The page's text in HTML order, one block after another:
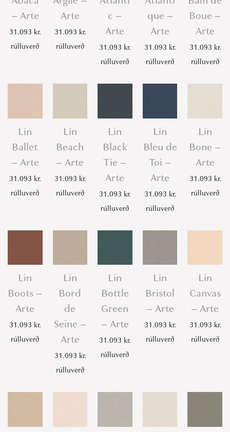
A
r
t
e
t
i
t
y
– Arte
31.093 kr.
rúlluverð
Arte
31.093 kr.
rúlluverð
c –
Arte
31.093 kr.
rúlluverð
que –
Arte
31.093 kr.
rúlluverð
Boue –
Arte
31.093 kr.
rúlluverð
Lin
Ballet
– Arte
31.093 kr.
rúlluverð
Lin
Beach
– Arte
31.093 kr.
rúlluverð
Lin
Black
Tie –
Arte
31.093 kr.
rúlluverð
Lin
Bleu de
Toi –
Arte
31.093 kr.
rúlluverð
Lin
Bone –
Arte
31.093 kr.
rúlluverð
Lin
Boots –
Arte
31.093 kr.
rúlluverð
Lin
Bord
de
Seine –
Arte
31.093 kr.
rúlluverð
Lin
Bottle
Green
– Arte
31.093 kr.
rúlluverð
Lin
Bristol
– Arte
31.093 kr.
rúlluverð
Lin
Canvas
– Arte
31.093 kr.
rúlluverð